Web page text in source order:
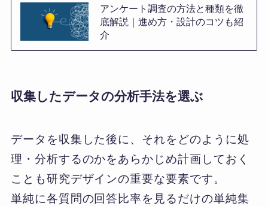
アンケート調査の方法と種類を徹
底解説｜進め方・設計のコツも紹
介
収集したデータの分析手法を選ぶ
データを収集した後に、それをどのように処
理・分析するのかをあらかじめ計画しておく
ことも研究デザインの重要な要素です。
単純に各質問の回答比率を見るだけの単純集